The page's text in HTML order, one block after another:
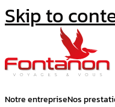
Skip to
Notre entrepriseNos